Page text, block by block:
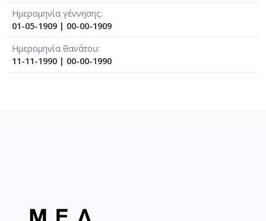
Ημερομηνία γέννησης
01-05-1909 | 00-00-1909
Ημερομηνία θανάτου
11-11-1990 | 00-00-1990